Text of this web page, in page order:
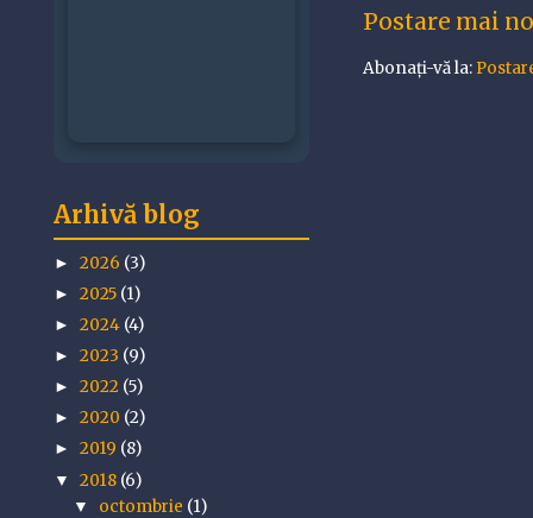
Postare mai
Abonați-vă la:
Arhivă blog
► 2026 (3)
► 2025 (1)
► 2024 (4)
► 2023 (9)
► 2022 (5)
► 2020 (2)
► 2019 (8)
▼ 2018 (6)
▼ octombrie (1)